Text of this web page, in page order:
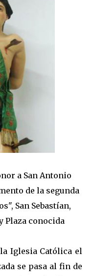
a San Antonio
de la segunda
San Sebastían,
Plaza conocida
Iglesia Católica el
se pasa al fin de